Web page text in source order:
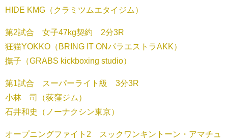
HIDE KMG（クラミツムエタイジム）
第2試合 女子47kg契約 2分3R
狂猫YOKKO（BRING IT ONパラエストラ​AKK）
撫子（GRABS kickboxing studio）
第1試合 スーパーライト級 3分3R
小林 司（荻窪ジム）
石井和史（ノーナクシン東京）
オープニングファイト2 スックワンキントーン・アマチュ